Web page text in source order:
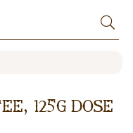
125g Dose